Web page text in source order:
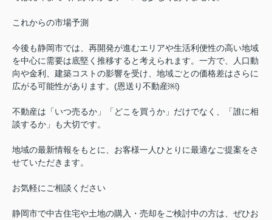
これからの市場予測
今後も静岡市では、再開発が進むエリアや生活利便性の高い地域
を中心に需要は底堅く推移すると考えられます。一方で、人口動
向や金利、建築コストの影響を受け、地域ごとの価格差はさらに
広がる可能性があります。(恩送り不動産⁠￼)
不動産は「いつ売るか」「どこを買うか」だけでなく、「誰に相
談するか」も大切です。
地域の最新情報をもとに、お客様一人ひとりに最適なご提案をさ
せていただきます。
お気軽にご相談ください
静岡市で中古住宅や土地の購入・売却をご検討中の方は、ぜひお